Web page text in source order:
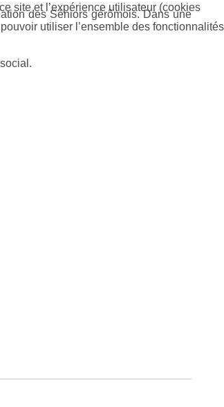
des Séniors gérômois. Dans une
site et l’expérience utilisateur (cookies
utiliser l’ensemble des fonctionnalités